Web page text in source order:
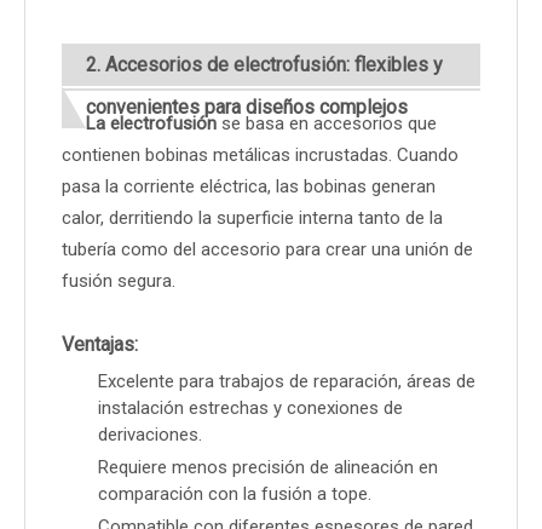
2. Accesorios de electrofusión: flexibles y
convenientes para diseños complejos
La electrofusión se basa en accesorios que
contienen bobinas metálicas incrustadas. Cuando
pasa la corriente eléctrica, las bobinas generan
calor, derritiendo la superficie interna tanto de la
tubería como del accesorio para crear una unión de
fusión segura.
Ventajas:
Excelente para trabajos de reparación, áreas de
instalación estrechas y conexiones de
derivaciones.
Requiere menos precisión de alineación en
comparación con la fusión a tope.